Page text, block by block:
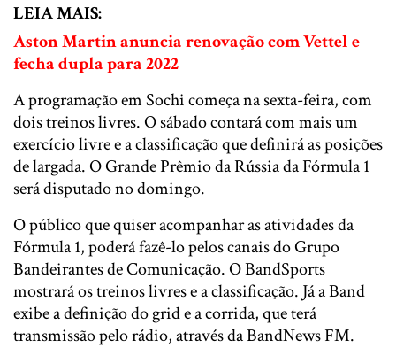
LEIA MAIS:
Aston Martin anuncia renovação com Vettel e
fecha dupla para 2022
A programação em Sochi começa na sexta-feira, com
dois treinos livres. O sábado contará com mais um
exercício livre e a classificação que definirá as posições
de largada. O Grande Prêmio da Rússia da Fórmula 1
será disputado no domingo.
O público que quiser acompanhar as atividades da
Fórmula 1, poderá fazê-lo pelos canais do Grupo
Bandeirantes de Comunicação. O BandSports
mostrará os treinos livres e a classificação. Já a Band
exibe a definição do grid e a corrida, que terá
transmissão pelo rádio, através da BandNews FM.